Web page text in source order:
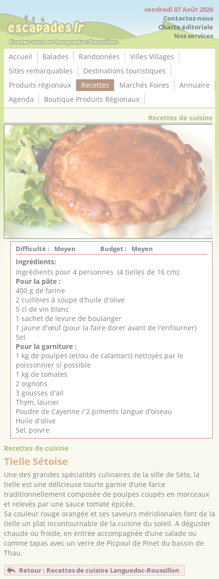
vendredi 07 Août 2026
Contactez-nous
Charte éditoriale
Nos services
Accueil Balades Randonnées
Villes Villages
Sites remarquables
Destinations touristiques
Produits régionaux
Recettes Marchés Foires
Annuaire
Agenda
Boutique Produits Régionaux
Recettes de cuisine
Difficulté : Moyen Budget : Moyen
Ingrédients:
Ingrédients pour 4 personnes (4 tielles de 16 cm):
Pour la pâte :
400 g de farine
2 cuillères à soupe d'huile d'olive
5 cl de vin blanc
1 sachet de levure de boulanger
1 jaune d'œuf (pour la faire dorer avant de l'enfourner)
Sel
Pour la garniture :
1 kg de poulpes (et/ou de calamars) nettoyés par le
poissonnier si possible
1 kg de tomates
2 oignons
3 gousses d'ail
Thym, laurier
Poudre de Cayenne / 2 piments langue d’oiseau
Huile d'olive
Sel, poivre
Recettes de cuisine
Tielle Sétoise
Une des grandes spécialités culinaires de la ville de Sète, la
tielle est une délicieuse tourte garnie d’une farce
traditionnellement composée de poulpes coupés en morceaux
et relevés par une sauce tomate épicée.
Sa couleur rouge orangée et ses saveurs méridionales font de la
tielle un plat incontournable de la cuisine du soleil. A déguster
chaude ou froide, en entrée accompagnée d’une salade ou
comme tapas avec un verre de Picpoul de Pinet du bassin de
Thau.
Retour : Recettes de cuisine Languedoc-Roussillon